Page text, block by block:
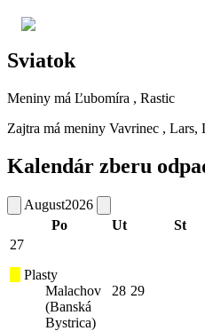
Sviatok
Meniny má Ľubomíra , Rastic
Zajtra má meniny Vavrinec , Lars,
Kalendár zberu
August2026
Po
Ut St
27
Plasty
Malachov
(Banská
Bystrica)
28 29